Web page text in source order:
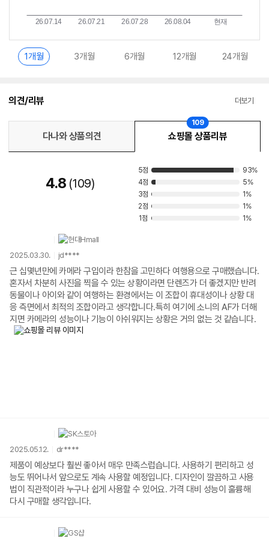
1개월 3개월 6개월 12개월 24개월
의견/리뷰 더보기
다나와 상품의견 쇼핑몰 상품리뷰
109
4.8 109
5점
93%
4점
5%
3점
1%
2점
1%
1점
1%
2025.03.30. jd****
근 십몇년만에 카메라 구입이라 한참을 고민하다 여행용으로 구매했습니다.
혼자서 차분히 사진을 찍을 수 있는 상황이라면 단렌즈가 더 좋겠지만 반려
동물이나 아이와 같이 여행하는 환경에서는 이 조합이 휴대성이나 상황 대
응 측면에서 최적의 조합이라고 생각합니다.특히 여기에 소니의 AF가 더해
지면 카메라의 성능이나 기능이 아쉬워지는 상황은 거의 없는 것 같습니다.
2025.05.12. dr****
제품이 예상보다 훨씬 좋아서 매우 만족스럽습니다. 사용하기 편리하고 성
능도 뛰어나서 앞으로도 계속 사용할 예정입니다. 디자인이 깔끔하고 사용
법이 직관적이라 누구나 쉽게 사용할 수 있어요. 가격 대비 성능이 훌륭해
다시 구매할 생각입니다.